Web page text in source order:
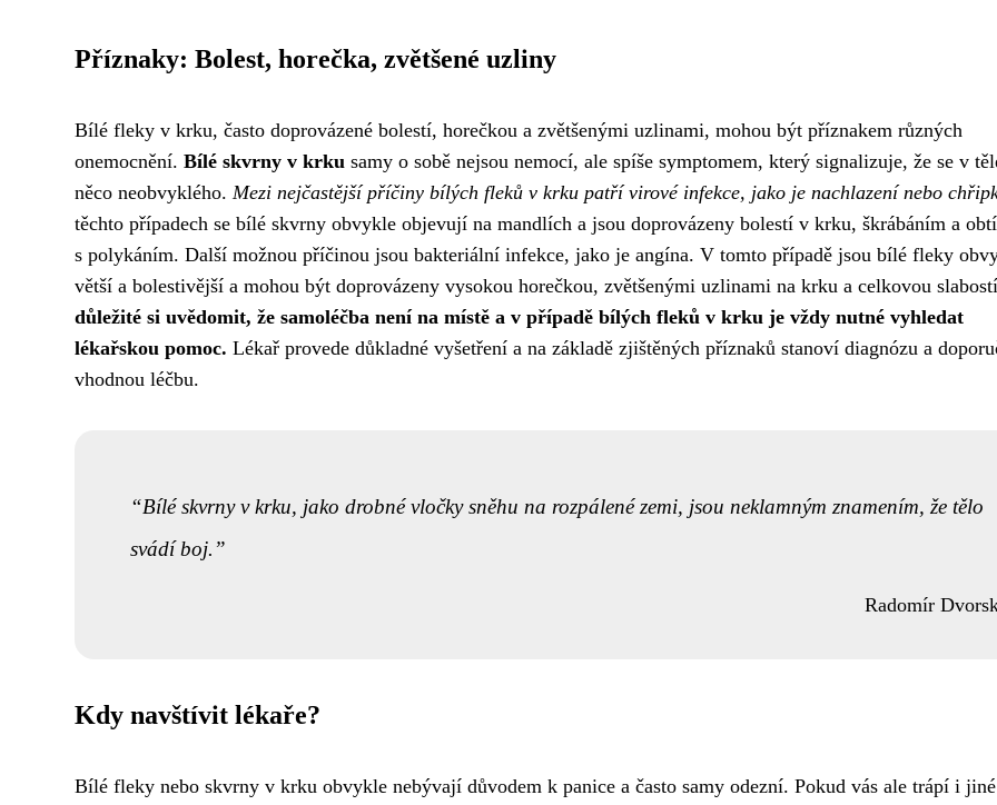
Příznaky: Bolest, horečka, zvětšené uzliny
Bílé fleky v krku, často doprovázené bolestí, horečkou a zvětšenými uzlinami, mohou být příznakem různých
onemocnění. Bílé skvrny v krku samy o sobě nejsou nemocí, ale spíše symptomem, který signalizuje, že se v
něco neobvyklého. Mezi nejčastější příčiny bílých fleků v krku patří virové infekce, jako je nachlazení nebo
těchto případech se bílé skvrny obvykle objevují na mandlích a jsou doprovázeny bolestí v krku, škrábáním a
s polykáním. Další možnou příčinou jsou bakteriální infekce, jako je angína. V tomto případě jsou bílé fleky
větší a bolestivější a mohou být doprovázeny vysokou horečkou, zvětšenými uzlinami na krku a celkovou
důležité si uvědomit, že samoléčba není na místě a v případě bílých fleků v krku je vždy nutné vyhledat
lékařskou pomoc. Lékař provede důkladné vyšetření a na základě zjištěných příznaků stanoví diagnózu a
vhodnou léčbu.
Bílé skvrny v krku, jako drobné vločky sněhu na rozpálené zemi, jsou neklamným znamením, že tělo
svádí boj.
Radomír
Kdy navštívit lékaře?
Bílé fleky nebo skvrny v krku obvykle nebývají důvodem k panice a často samy odezní. Pokud vás ale trápí i jiné